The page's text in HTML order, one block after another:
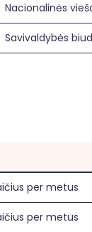
Nacionalinės
Savivaldybės
per metus
per metus